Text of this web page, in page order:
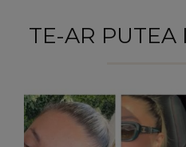
TE-AR PUTEA